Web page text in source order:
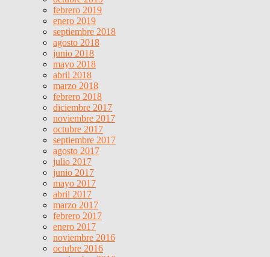
febrero 2019
enero 2019
septiembre 2018
agosto 2018
junio 2018
mayo 2018
abril 2018
marzo 2018
febrero 2018
diciembre 2017
noviembre 2017
octubre 2017
septiembre 2017
agosto 2017
julio 2017
junio 2017
mayo 2017
abril 2017
marzo 2017
febrero 2017
enero 2017
noviembre 2016
octubre 2016